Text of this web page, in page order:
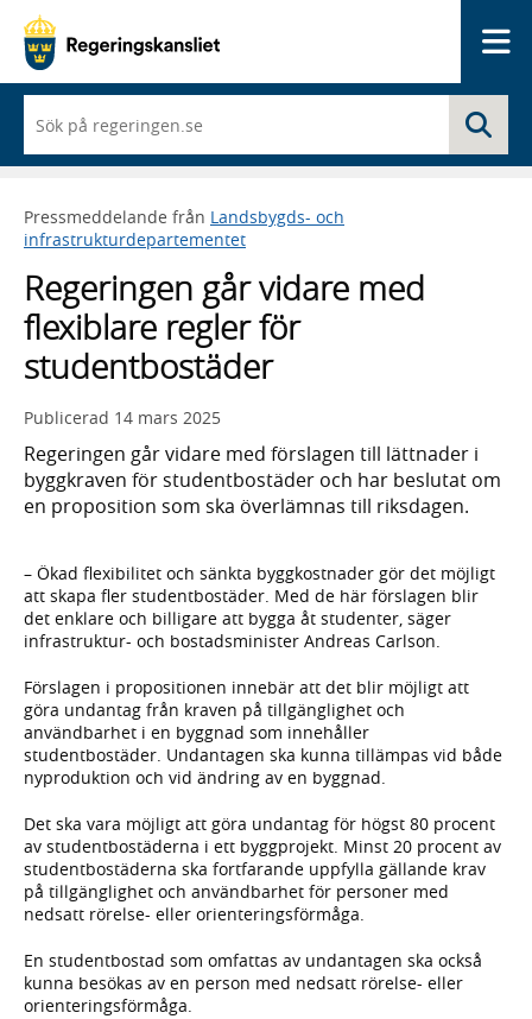
du
börjar
skriva
framträder
en
med
sökförslag
Pressmeddelande från Landsbygds- och
infrastrukturdepartementet
Regeringen går vidare med
flexiblare regler för
studentbostäder
Publicerad 14 mars 2025
Regeringen går vidare med förslagen till lättnader i
byggkraven för studentbostäder och har beslutat om
en proposition som ska överlämnas till riksdagen.
– Ökad flexibilitet och sänkta byggkostnader gör det möjligt
att skapa fler studentbostäder. Med de här förslagen blir
det enklare och billigare att bygga åt studenter, säger
infrastruktur- och bostadsminister Andreas Carlson.
Förslagen i propositionen innebär att det blir möjligt att
göra undantag från kraven på tillgänglighet och
användbarhet i en byggnad som innehåller
studentbostäder. Undantagen ska kunna tillämpas vid både
nyproduktion och vid ändring av en byggnad.
Det ska vara möjligt att göra undantag för högst 80 procent
av studentbostäderna i ett byggprojekt. Minst 20 procent av
studentbostäderna ska fortfarande uppfylla gällande krav
på tillgänglighet och användbarhet för personer med
nedsatt rörelse- eller orienteringsförmåga.
En studentbostad som omfattas av undantagen ska också
kunna besökas av en person med nedsatt rörelse- eller
orienteringsförmåga.